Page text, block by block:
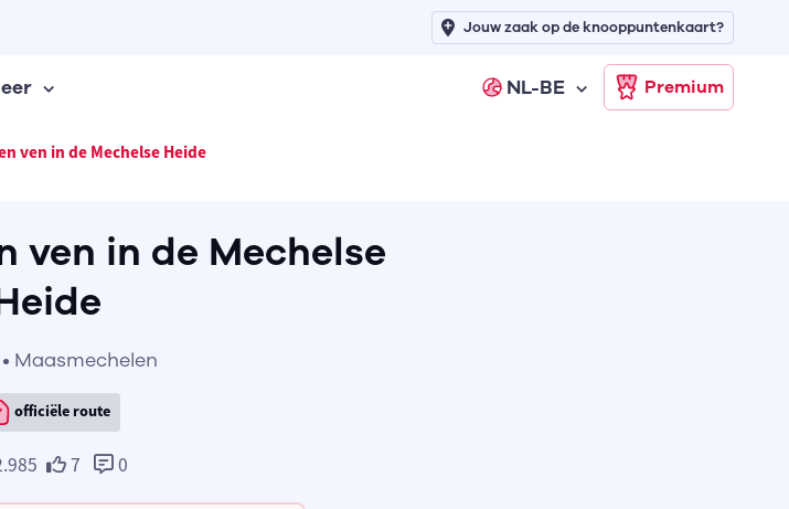
NL-BE Premium
Jouw zaak op de knooppuntenkaart?
ven in de Mechelse Heide
ven in de Mechelse
Maasmechelen
officiële route
7 0